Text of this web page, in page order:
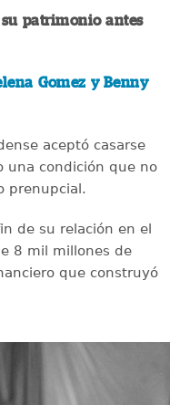
su patrimonio antes
Gomez y Benny
aceptó casarse
una condición que no
prenupcial.
de su relación en el
8 mil millones de
que construyó